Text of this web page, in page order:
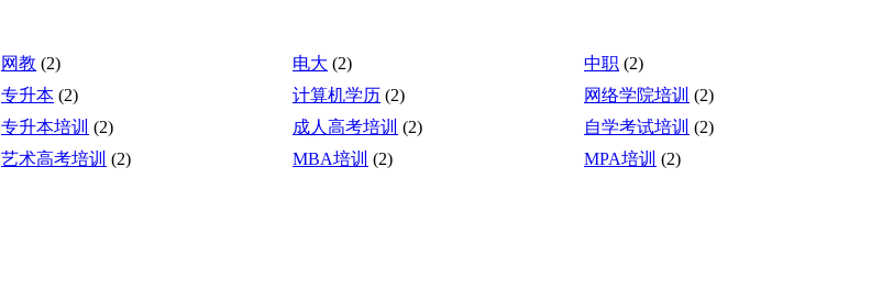
网教 (2) 电大 (2) 中职 (2)
专升本 (2) 计算机学历 (2) 网络学院培训 (2)
专升本培训 (2) 成人高考培训 (2) 自学考试培训 (2)
艺术高考培训 (2) MBA培训 (2) MPA培训 (2)